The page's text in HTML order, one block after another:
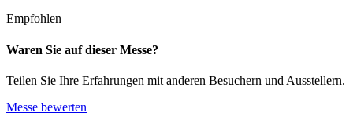
Empfohlen
Waren Sie auf dieser Messe?
Teilen Sie Ihre Erfahrungen mit anderen Besuchern und Ausstellern.
Messe bewerten